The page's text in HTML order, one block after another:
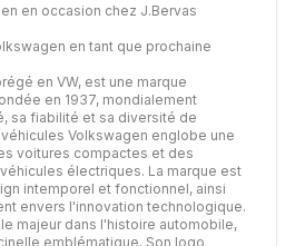
en occasion chez J.Bervas
en tant que prochaine
en VW, est une marque
en 1937, mondialement
sa fiabilité et sa diversité de
Volkswagen englobe une
voitures compactes et des
électriques. La marque est
intemporel et fonctionnel, ainsi
envers l'innovation technologique.
majeur dans l'histoire automobile,
emblématique. Son logo